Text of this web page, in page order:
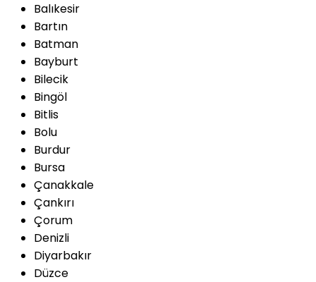
Balıkesir
Bartın
Batman
Bayburt
Bilecik
Bingöl
Bitlis
Bolu
Burdur
Bursa
Çanakkale
Çankırı
Çorum
Denizli
Diyarbakır
Düzce